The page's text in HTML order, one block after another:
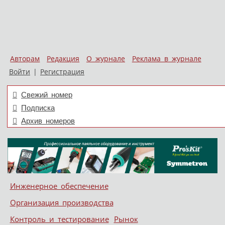
Авторам Редакция О журнале
Реклама в журнале
Войти | Регистрация
Свежий номер
Подписка
Архив номеров
Меню
Skip to content
Инженерное обеспечение
Организация производства
Контроль и тестирование Рынок